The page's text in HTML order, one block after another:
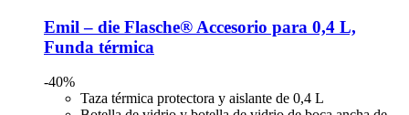
Emil – die Flasche® Accesorio para 0,4 L,
Funda térmica
-40%
Taza térmica protectora y aislante de 0,4 L